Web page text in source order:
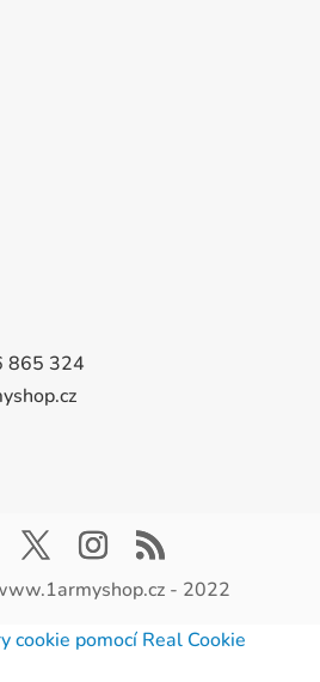
865 324
- 2022
cookie pomocí Real Cookie